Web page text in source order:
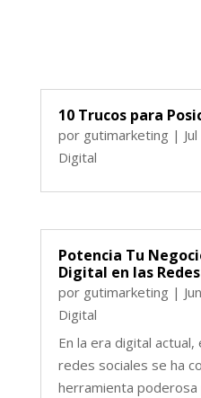
10 Trucos para
por gutimarketing |
Digital
Potencia Tu
Digital en las
por gutimarketing |
Digital
En la era digital
redes sociales se ha
herramienta